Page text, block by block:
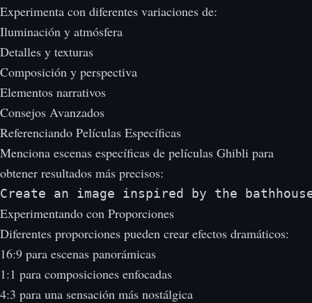
Experimenta con diferentes variaciones de:
Iluminación y atmósfera
Detalles y texturas
Composición y perspectiva
Elementos narrativos
Consejos Avanzados
Referenciando Películas Específicas
Menciona escenas específicas de películas Ghibli para
obtener resultados más precisos:
Create an image inspired by the
Experimentando con Proporciones
Diferentes proporciones pueden crear efectos dramáticos:
16:9 para escenas panorámicas
1:1 para composiciones enfocadas
4:3 para una sensación más nostálgica